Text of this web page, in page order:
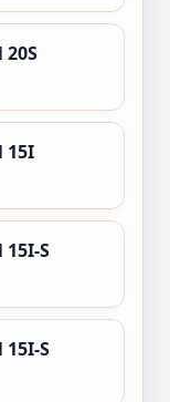
20S
15I
15I-S
15I-S